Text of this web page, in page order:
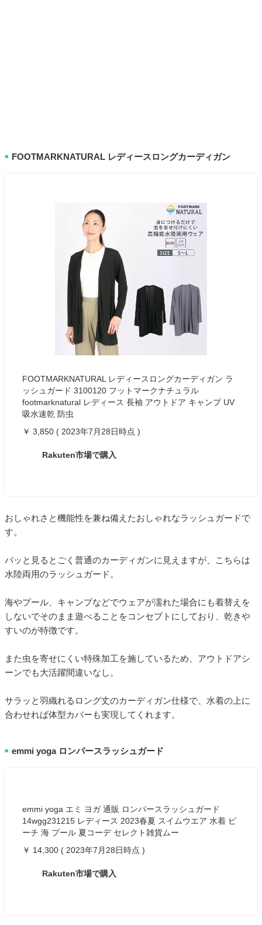
■ FOOTMARKNATURAL レディースロングカーディガン
FOOTMARKNATURAL レディースロングカーディガン ラ
ッシュガード 3100120 フットマークナチュラル
footmarknatural レディース 長袖 アウトドア キャンプ UV
吸水速乾 防虫
￥ 3,850 ( 2023年7月28日時点 )
Rakuten市場で購入
おしゃれさと機能性を兼ね備えたおしゃれなラッシュガードで
す。
パッと見るとごく普通のカーディガンに見えますが、こちらは
水陸両用のラッシュガード。
海やプール、キャンプなどでウェアが濡れた場合にも着替えを
しないでそのまま遊べることをコンセプトにしており、乾きや
すいのが特徴です。
また虫を寄せにくい特殊加工を施しているため、アウトドアシ
ーンでも大活躍間違いなし。
サラッと羽織れるロング丈のカーディガン仕様で、水着の上に
合わせれば体型カバーも実現してくれます。
■ emmi yoga ロンパースラッシュガード
emmi yoga エミ ヨガ 通販 ロンパースラッシュガード
14wgg231215 レディース 2023春夏 スイムウエア 水着 ビ
ーチ 海 プール 夏コーデ セレクト雑貨ムー
￥ 14,300 ( 2023年7月28日時点 )
Rakuten市場で購入